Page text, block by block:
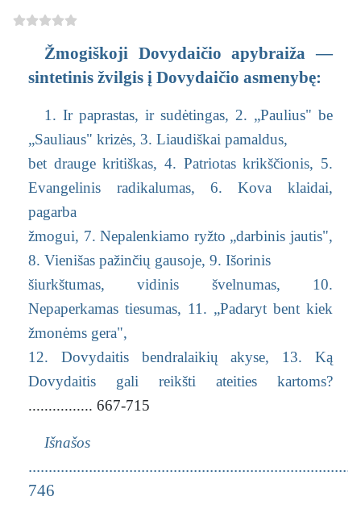
Žmogiškoji Dovydaičio apybraiža —
sintetinis žvilgis į Dovydaičio asmenybę:
1. Ir paprastas, ir sudėtingas, 2. „Paulius" be
„Sauliaus" krizės, 3. Liaudiškai pamaldus,
bet drauge kritiškas, 4. Patriotas krikščionis, 5.
Evangelinis radikalumas,
6. Kova klaidai,
pagarba
žmogui, 7. Nepalenkiamo ryžto „darbinis jautis",
8. Vienišas pažinčių gausoje, 9. Išorinis
šiurkštumas, vidinis švelnumas,
10.
Nepaperkamas tiesumas, 11. „Padaryt bent kiek
žmonėms gera",
12. Dovydaitis bendralaikių akyse, 13. Ką
Dovydaitis gali reikšti ateities kartoms?
................ 667-715
Išnašos
746